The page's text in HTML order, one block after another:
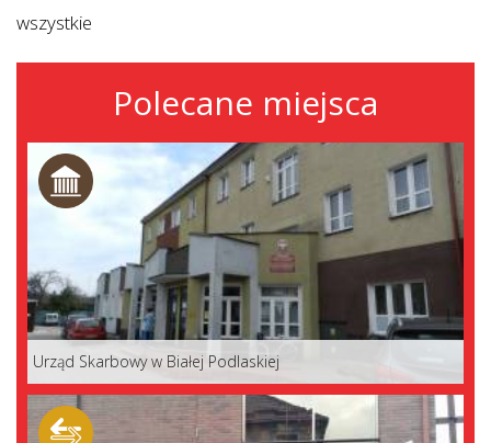
wszystkie
Polecane miejsca
Urząd Skarbowy w Białej Podlaskiej